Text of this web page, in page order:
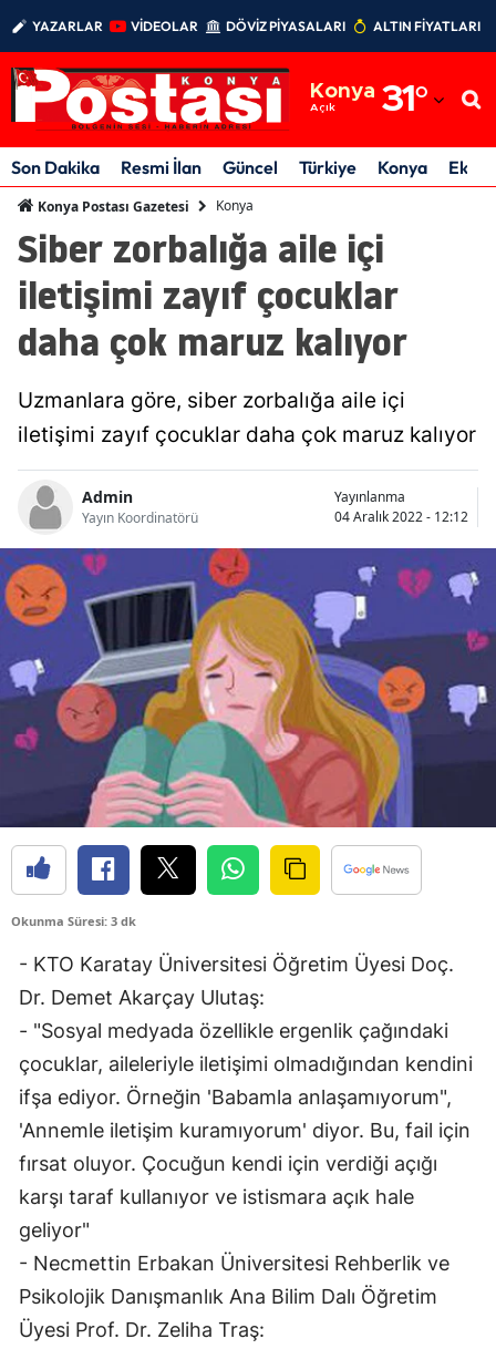
YAZARLAR VİDEOLAR DÖVİZ PİYASALARI ALTIN FİYATLARI
Konya
Açık 31°
Adıyaman
Afyonkarahisar
Amasya
Ankara
Antalya
Aydın
Balıkesir
Bilecik
Bingöl
Bitlis
Bolu
Burdur
Bursa
Çanakkale
Çorum
Diyarbakır
Edirne
Elazığ
Erzincan
Erzurum
Eskişehir
Giresun
Son Dakika Resmi İlan Güncel Türkiye Konya
Konya Postası Gazetesi Konya
Siber zorbalığa aile içi
iletişimi zayıf çocuklar
daha çok maruz kalıyor
Uzmanlara göre, siber zorbalığa aile içi
iletişimi zayıf çocuklar daha çok maruz kalıyor
Admin
Yayın Koordinatörü
Yayınlanma
04 Aralık 2022 - 12:12
Okunma Süresi: 3 dk
- KTO Karatay Üniversitesi Öğretim Üyesi Doç.
Dr. Demet Akarçay Ulutaş:
- "Sosyal medyada özellikle ergenlik çağındaki
çocuklar, aileleriyle iletişimi olmadığından kendini
ifşa ediyor. Örneğin 'Babamla anlaşamıyorum",
'Annemle iletişim kuramıyorum' diyor. Bu, fail için
fırsat oluyor. Çocuğun kendi için verdiği açığı
karşı taraf kullanıyor ve istismara açık hale
geliyor"
- Necmettin Erbakan Üniversitesi Rehberlik ve
Psikolojik Danışmanlık Ana Bilim Dalı Öğretim
Üyesi Prof. Dr. Zeliha Traş: